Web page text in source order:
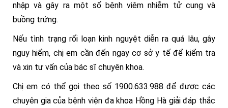
nhập và gây ra một số bệnh viêm nhiễm tử cung và
buồng trứng.
Nếu tình trạng rối loạn kinh nguyệt diễn ra quá lâu, gây
nguy hiểm, chị em cần đến ngay cơ sở y tế để kiểm tra
và xin tư vấn của bác sĩ chuyên khoa.
Chị em có thể gọi theo số 1900.633.988 để được các
chuyên gia của bệnh viện đa khoa Hồng Hà giải đáp thắc